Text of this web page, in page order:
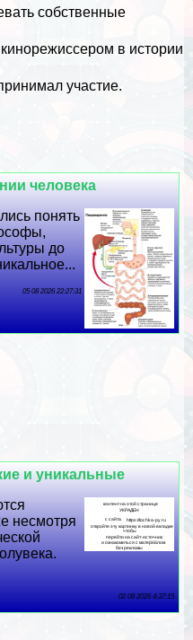
собственные
в истории
участие.
человека
понять
до
05 08 2026 22:27:31
и уникальные
несмотря
02 08 2026 4:37:15